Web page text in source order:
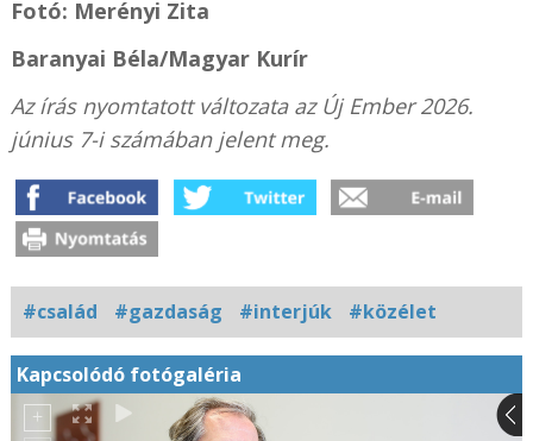
Fotó: Merényi Zita
Baranyai Béla/Magyar Kurír
Az írás nyomtatott változata az Új Ember 2026.
június 7-i számában jelent meg.
#család #gazdaság #interjúk #közélet
Kapcsolódó fotógaléria